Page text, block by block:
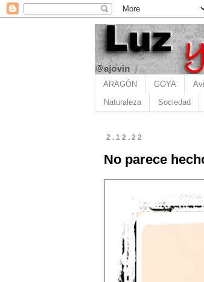
ARAGÓN GOYA
Naturaleza Sociedad
2.12.22
No parece